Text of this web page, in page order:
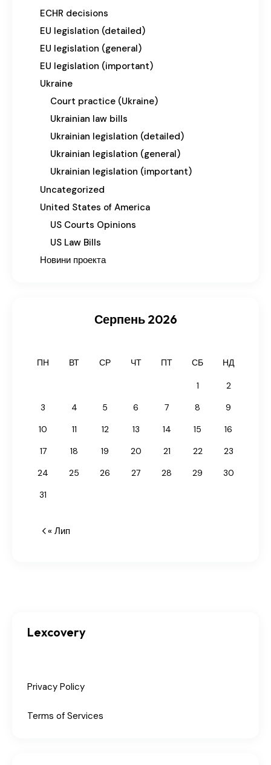
ECHR decisions
EU legislation (detailed)
EU legislation (general)
EU legislation (important)
Ukraine
Court practice (Ukraine)
Ukrainian law bills
Ukrainian legislation (detailed)
Ukrainian legislation (general)
Ukrainian legislation (important)
Uncategorized
United States of America
US Courts Opinions
US Law Bills
Новини проекта
Серпень 2026
ПН ВТ СР ЧТ ПТ СБ НД
1
2
3
4 5 6 7 8
9
10
11 12 13 14 15
16
17
18 19 20 21 22
23
24
25 26 27 28 29
30
31
« Лип
Lexcovery
Privacy Policy
Terms of Services